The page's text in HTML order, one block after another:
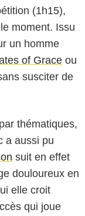
(1h15),
moment. Issu
un homme
of Grace ou
susciter de
thématiques,
a aussi pu
suit en effet
douloureux en
elle croit
qui joue